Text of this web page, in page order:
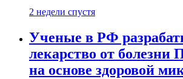
2 недели спустя
Ученые в РФ
лекарство от болезни
на основе здоровой